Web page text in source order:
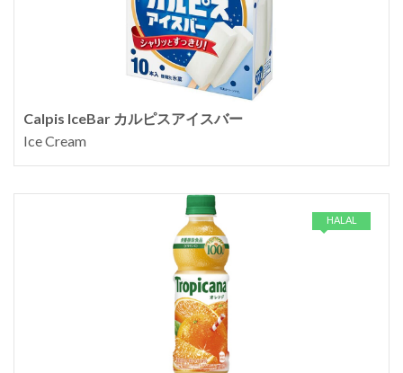
Calpis IceBar カルピスアイスバー
Ice Cream
HALAL